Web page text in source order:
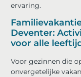
ervaring.
Deventer:
voor alle
Voor gezinnen die
onvergetelijke